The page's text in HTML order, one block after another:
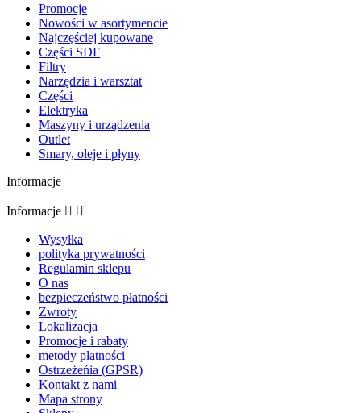
Promocje
Nowości w asortymencie
Najczęściej kupowane
Części SDF
Filtry
Narzędzia i warsztat
Części
Elektryka
Maszyny i urządzenia
Outlet
Smary, oleje i płyny
Informacje
Informacje  
Wysyłka
polityka prywatności
Regulamin sklepu
O nas
bezpieczeństwo płatności
Zwroty
Lokalizacja
Promocje i rabaty
metody płatności
Ostrzeżeńia (GPSR)
Kontakt z nami
Mapa strony